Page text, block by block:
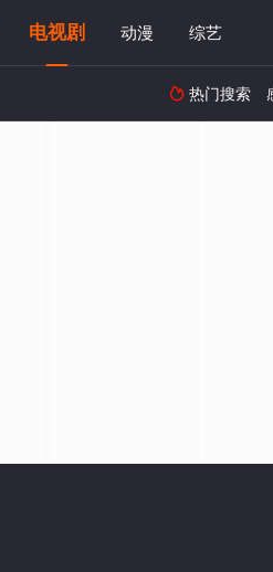
电视剧 动漫 综艺
 热门搜索